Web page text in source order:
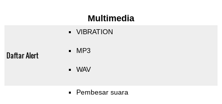
Multimedia
Daftar Alert
VIBRATION
MP3
WAV
Pembesar suara